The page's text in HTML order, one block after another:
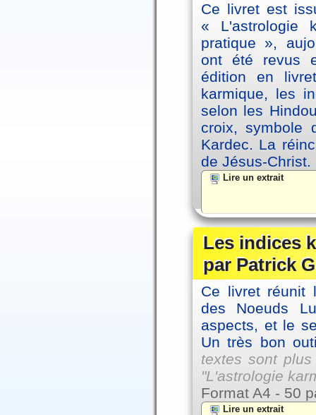
Ce livret est
« L'astrologie
pratique »,
ont été revus
édition en
karmique, les
selon les
croix, symbole
Kardec. La
de Jésus-Christ.
Lire un extrait
Les indices
par Patrick
Ce livret réunit
des Noeuds
aspects, et le
Un très bon
textes sont
"L'astrologie
Format A4 - 50
Lire un extrait